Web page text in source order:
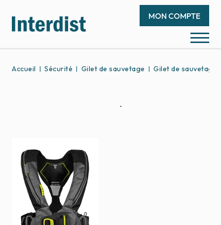
MON COMPTE
Accueil Sécurité Gilet de sauvetage Gilet de sauvetage